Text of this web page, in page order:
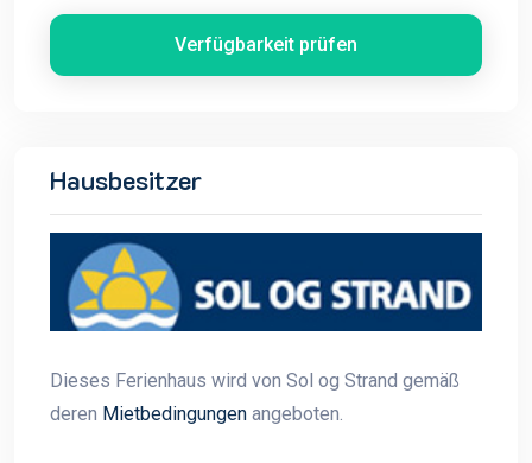
Verfügbarkeit prüfen
Hausbesitzer
Dieses Ferienhaus wird von Sol og Strand gemäß
deren Mietbedingungen angeboten.